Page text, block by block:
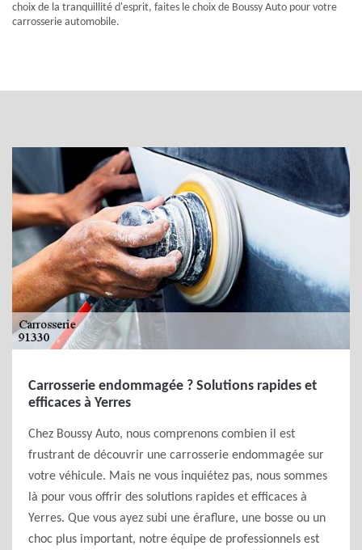
choix de la tranquillité d'esprit, faites le choix de Boussy Auto pour votre
carrosserie automobile.
Carrosserie endommagée ? Solutions rapides et
efficaces à Yerres
Chez Boussy Auto, nous comprenons combien il est
frustrant de découvrir une carrosserie endommagée sur
votre véhicule. Mais ne vous inquiétez pas, nous sommes
là pour vous offrir des solutions rapides et efficaces à
Yerres. Que vous ayez subi une éraflure, une bosse ou un
choc plus important, notre équipe de professionnels est